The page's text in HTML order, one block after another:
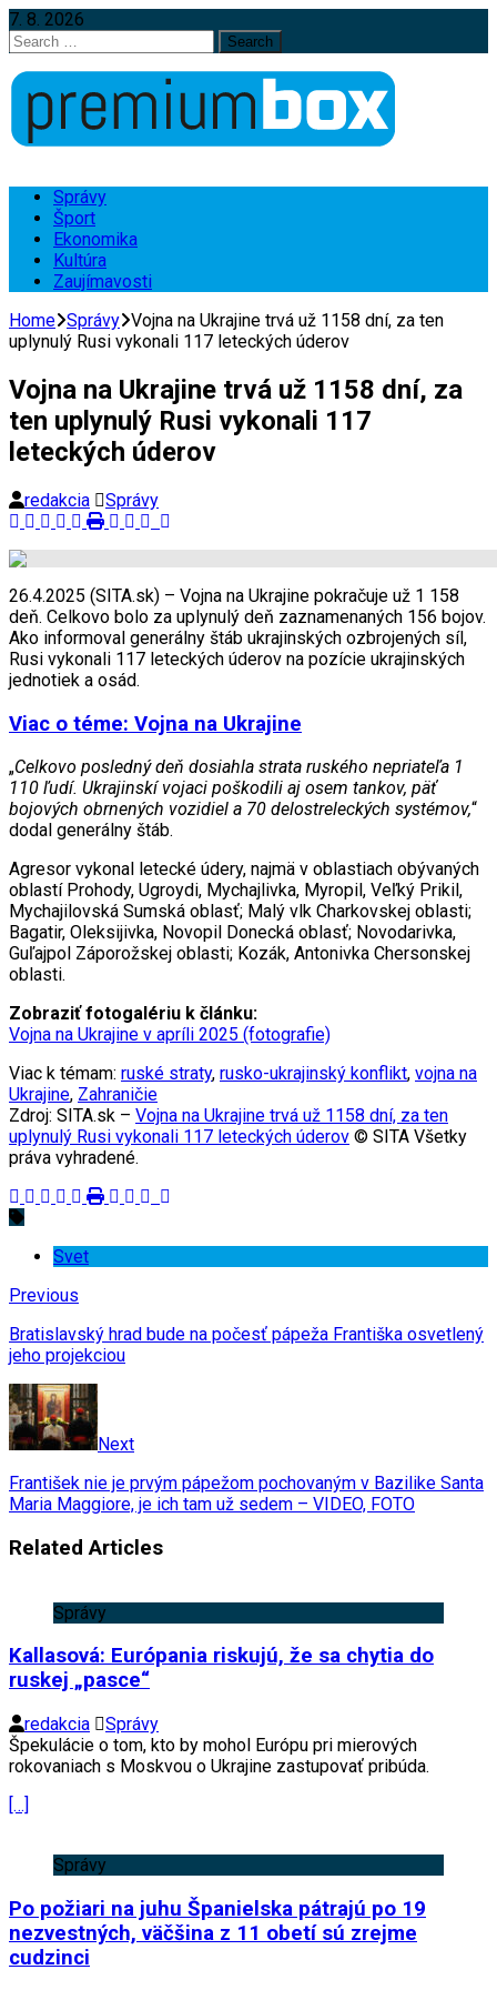
7. 8. 2026
Search
for:
Správy
Šport
Ekonomika
Kultúra
Zaujímavosti
Home Správy Vojna na Ukrajine trvá už 1158 dní, za ten
uplynulý Rusi vykonali 117 leteckých úderov
Vojna na Ukrajine trvá už 1158 dní, za
ten uplynulý Rusi vykonali 117
leteckých úderov
redakcia Správy
26.4.2025 (SITA.sk) – Vojna na Ukrajine pokračuje už 1 158
deň. Celkovo bolo za uplynulý deň zaznamenaných 156 bojov.
Ako informoval generálny štáb ukrajinských ozbrojených síl,
Rusi vykonali 117 leteckých úderov na pozície ukrajinských
jednotiek a osád.
Viac o téme: Vojna na Ukrajine
„Celkovo posledný deň dosiahla strata ruského nepriateľa 1
110 ľudí. Ukrajinskí vojaci poškodili aj osem tankov, päť
bojových obrnených vozidiel a 70 delostreleckých systémov,“
dodal generálny štáb.
Agresor vykonal letecké údery, najmä v oblastiach obývaných
oblastí Prohody, Ugroydi, Mychajlivka, Myropil, Veľký Prikil,
Mychajilovská Sumská oblasť; Malý vlk Charkovskej oblasti;
Bagatir, Oleksijivka, Novopil Donecká oblasť; Novodarivka,
Guľajpol Záporožskej oblasti; Kozák, Antonivka Chersonskej
oblasti.
Zobraziť fotogalériu k článku:
Vojna na Ukrajine v apríli 2025 (fotografie)
Viac k témam: ruské straty, rusko-ukrajinský konflikt, vojna na
Ukrajine, Zahraničie
Zdroj: SITA.sk – Vojna na Ukrajine trvá už 1158 dní, za ten
uplynulý Rusi vykonali 117 leteckých úderov © SITA Všetky
práva vyhradené.
Svet
Previous
Bratislavský hrad bude na počesť pápeža Františka osvetlený
jeho projekciou
Next
František nie je prvým pápežom pochovaným v Bazilike Santa
Maria Maggiore, je ich tam už sedem – VIDEO, FOTO
Related Articles
Správy
Kallasová: Európania riskujú, že sa chytia do
ruskej „pasce“
redakcia
Správy
Špekulácie o tom, kto by mohol Európu pri mierových
rokovaniach s Moskvou o Ukrajine zastupovať pribúda.
[…]
Správy
Po požiari na juhu Španielska pátrajú po 19
nezvestných, väčšina z 11 obetí sú zrejme
cudzinci